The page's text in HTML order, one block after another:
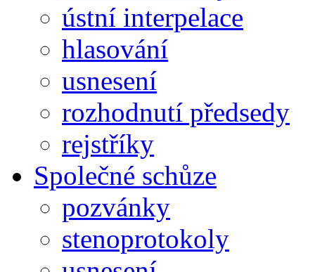
ústní interpelace
hlasování
usnesení
rozhodnutí předsedy
rejstříky
Společné schůze
pozvánky
stenoprotokoly